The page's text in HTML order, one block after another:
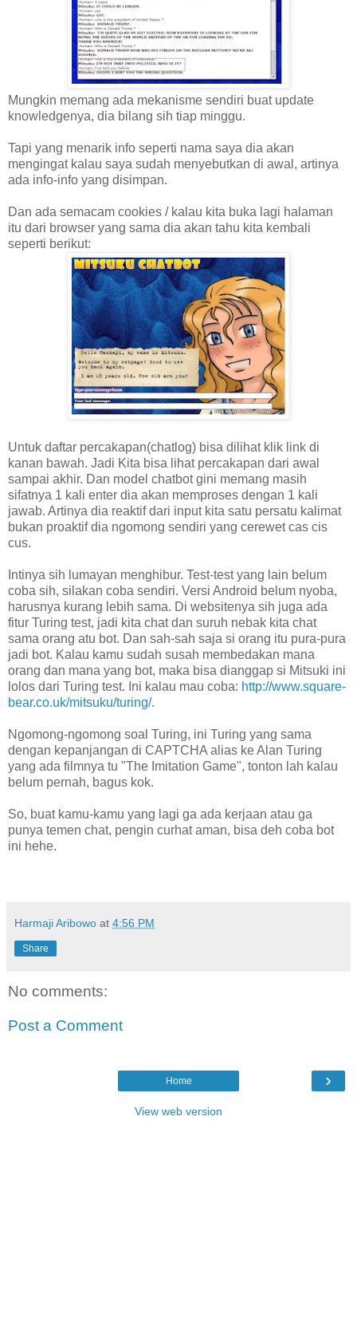
Mungkin memang ada mekanisme sendiri buat update
knowledgenya, dia bilang sih tiap minggu.
Tapi yang menarik info seperti nama saya dia akan
mengingat kalau saya sudah menyebutkan di awal, artinya
ada info-info yang disimpan.
Dan ada semacam cookies / kalau kita buka lagi halaman
itu dari browser yang sama dia akan tahu kita kembali
seperti berikut:
Untuk daftar percakapan(chatlog) bisa dilihat klik link di
kanan bawah. Jadi Kita bisa lihat percakapan dari awal
sampai akhir. Dan model chatbot gini memang masih
sifatnya 1 kali enter dia akan memproses dengan 1 kali
jawab. Artinya dia reaktif dari input kita satu persatu kalimat
bukan proaktif dia ngomong sendiri yang cerewet cas cis
cus.
Intinya sih lumayan menghibur. Test-test yang lain belum
coba sih, silakan coba sendiri. Versi Android belum nyoba,
harusnya kurang lebih sama. Di websitenya sih juga ada
fitur Turing test, jadi kita chat dan suruh nebak kita chat
sama orang atu bot. Dan sah-sah saja si orang itu pura-pura
jadi bot. Kalau kamu sudah susah membedakan mana
orang dan mana yang bot, maka bisa dianggap si Mitsuki ini
lolos dari Turing test. Ini kalau mau coba: http://www.square-
bear.co.uk/mitsuku/turing/.
Ngomong-ngomong soal Turing, ini Turing yang sama
dengan kepanjangan di CAPTCHA alias ke Alan Turing
yang ada filmnya tu "The Imitation Game", tonton lah kalau
belum pernah, bagus kok.
So, buat kamu-kamu yang lagi ga ada kerjaan atau ga
punya temen chat, pengin curhat aman, bisa deh coba bot
ini hehe.
Harmaji Aribowo at 4:56 PM
Share
No comments:
Post a Comment
›
Home
View web version